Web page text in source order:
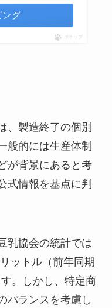
ング
ポチップ
、製造終了の個別
般的には生産体制
が背景にあると考
式情報を基点に判
乳協会の統計では
ットル（前年同期
。しかし、特定商
バランスを考慮し